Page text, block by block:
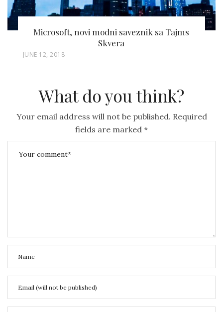
Microsoft, novi modni saveznik sa Tajms
Skvera
P
D
JUNE 12, 2018
What do you think?
Your email address will not be published. Required
fields are marked *